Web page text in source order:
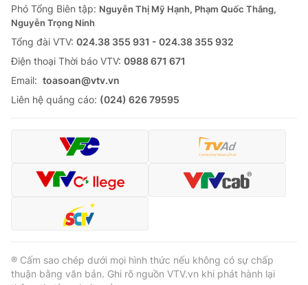
Thị trường
Tư vấn
Lịch phát sóng
Chuyên mục khác
Emagazine Podcast
Video Shorts video
VTV Money
VTV Sức khoẻ Bất động sản
Phó Tổng Biên tập: Nguyễn Thị Mỹ Hạnh, Phạm Quốc Thắng,
Nguyễn Trọng Ninh
Tổng đài VTV: 024.38 355 931 - 024.38 355 932
Ðiện thoại Thời báo VTV: 0988 671 671
Email: toasoan@vtv.vn
Liên hệ quảng cáo: (024) 626 79595
® Cấm sao chép dưới mọi hình thức nếu không có sự chấp
thuận bằng văn bản. Ghi rõ nguồn VTV.vn khi phát hành lại